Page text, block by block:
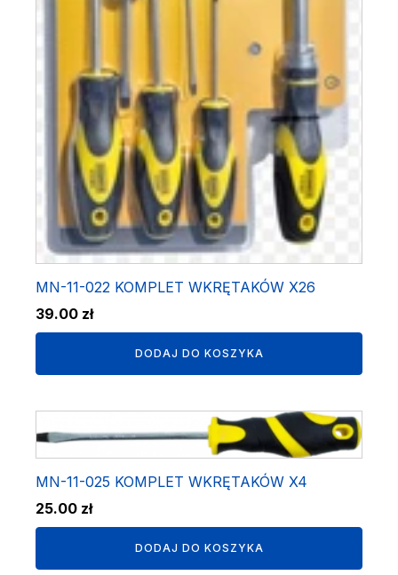
MN-11-022 KOMPLET WKRĘTAKÓW X26
39.00 zł
DODAJ DO KOSZYKA
MN-11-025 KOMPLET WKRĘTAKÓW X4
25.00 zł
DODAJ DO KOSZYKA